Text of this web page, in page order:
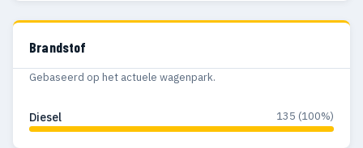
Brandstof
Gebaseerd op het actuele wagenpark.
Diesel 135 (100%)